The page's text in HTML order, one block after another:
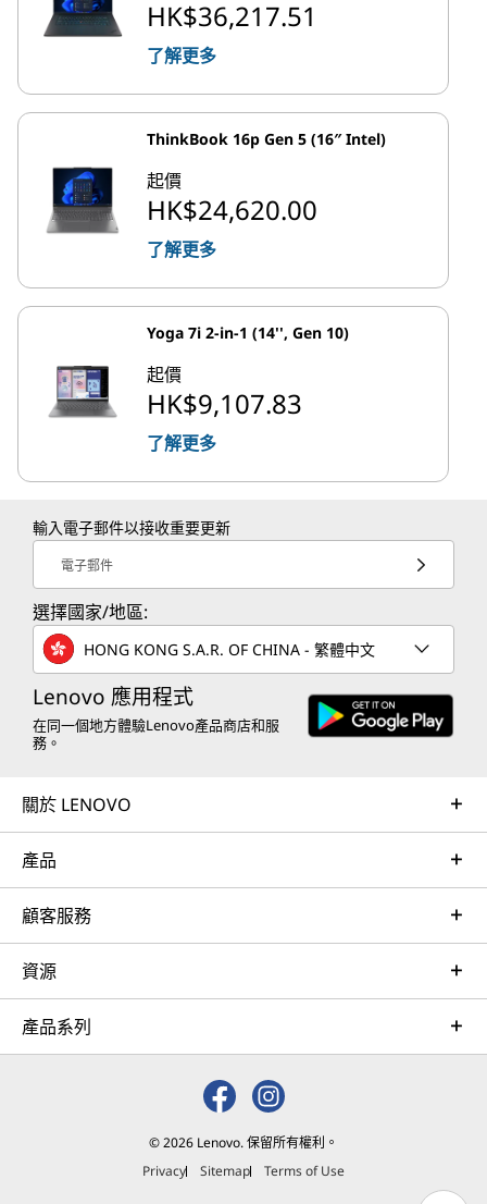
HK$36,217.51
了解更多
ThinkBook 16p Gen 5 (16″ Intel)
起價
HK$24,620.00
了解更多
Yoga 7i 2-in-1 (14'', Gen 10)
起價
HK$9,107.83
了解更多
輸入電子郵件以接收重要更新
電子郵件
選擇國家/地區:
HONG KONG S.A.R. OF CHINA - 繁體中文
Lenovo 應用程式
在同一個地方體驗Lenovo產品商店和服
務。
關於 LENOVO
產品
顧客服務
資源
產品系列
© 2026 Lenovo. 保留所有權利。
Privacy
Sitemap Terms of Use